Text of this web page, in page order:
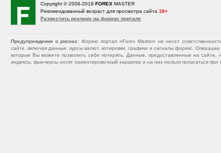
Copyright © 2006-2019 FOREX MASTER
Рекомендованный возраст для просмотра сайта 18+
Разместить рекламу на форекс портале
Предупреждение о рисках : Форекс портал «Forex Master» не несет
сайте, включая данные, курсы валют, котировки, графики и сигналы форекс.
которые Вы можете позволить себе потерять. Данные, предоставленные на
индексы, фьючерсы носят ориентировочный характер и на них нельзя полагаться при